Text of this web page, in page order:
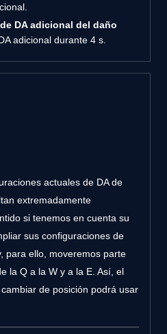
DA adicional del daño
adicional durante 4 s.
actuales de DA de
extremadamente
si tenemos en cuenta su
sus configuraciones de
para ello, moveremos parte
la Q a la W y a la E. Así, el
de posición podrá usar